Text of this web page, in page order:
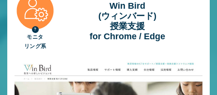
モニタ
リング系
Win Bird
(ウィンバード)
授業⽀援
for Chrome / Edge